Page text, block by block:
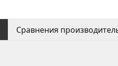
Сравнения